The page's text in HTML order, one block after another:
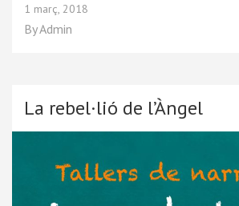
1 març, 2018
ByAdmin
La rebel·lió de l’Àngel